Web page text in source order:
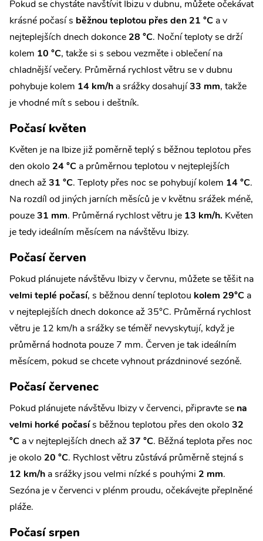
Pokud se chystáte navštívit Ibizu v dubnu, můžete očekávat
krásné počasí s běžnou teplotou přes den 21 °C a v
nejteplejších dnech dokonce 28 °C. Noční teploty se drží
kolem 10 °C, takže si s sebou vezměte i oblečení na
chladnější večery. Průměrná rychlost větru se v dubnu
pohybuje kolem 14 km/h a srážky dosahují33 mm, takže
je vhodné mít s sebou i deštník.
Počasí květen
Květen je na Ibize již poměrně teplý s běžnou teplotou přes
den okolo 24 °C a průměrnou teplotou v nejteplejších
dnech až31 °C. Teploty přes noc se pohybují kolem 14 °C.
Na rozdíl od jiných jarních měsíců je v květnu srážek méně,
pouze31 mm. Průměrná rychlost větru je 13 km/h. Květen
je tedy ideálním měsícem na návštěvu Ibizy.
Počasí červen
Pokud plánujete návštěvu Ibizy v červnu, můžete se těšit na
velmi teplé počasí, s běžnou denní teplotou kolem 29°C a
v nejteplejších dnech dokonce až 35°C. Průměrná rychlost
větru je 12 km/h a srážky se téměř nevyskytují, když je
průměrná hodnota pouze 7 mm. Červen je tak ideálním
měsícem, pokud se chcete vyhnout prázdninové sezóně.
Počasí červenec
Pokud plánujete návštěvu Ibizy v červenci, připravte se na
velmi horké počasís běžnou teplotou přes den okolo 32
°C a v nejteplejších dnech až37 °C. Běžná teplota přes noc
je okolo 20 °C. Rychlost větru zůstává průměrně stejná s
12 km/h a srážky jsou velmi nízké s pouhými 2 mm.
Sezóna je v červenci v plénm proudu, očekávejte přeplněné
pláže.
Počasí srpen